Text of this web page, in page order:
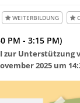
WEITERBILDUNG
PM - 3:15 PM)
zur Unterstützung
2025 um